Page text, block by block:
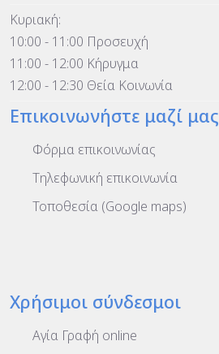
Κυριακή:
10:00 - 11:00 Προσευχή
11:00 - 12:00 Κήρυγμα
12:00 - 12:30 Θεία Κοινωνία
Επικοινωνήστε μαζί μας
Φόρμα επικοινωνίας
Τηλεφωνική επικοινωνία
Τοποθεσία (Google maps)
Χρήσιμοι σύνδεσμοι
Αγία Γραφή online